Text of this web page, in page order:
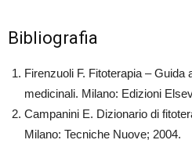
Bibliografia
Firenzuoli F. Fitoterapia – Guida
medicinali. Milano: Edizioni
Campanini E. Dizionario di
Milano: Tecniche Nuove; 2004.